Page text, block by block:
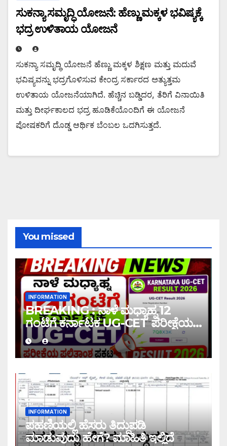
ಸುಕನ್ಯಾ ಸಮೃದ್ಧಿ ಯೋಜನೆ: ಹೆಣ್ಣು ಮಕ್ಕಳ ಭವಿಷ್ಯಕ್ಕೆ
ಭದ್ರ ಉಳಿತಾಯ ಯೋಜನೆ
ಸುಕನ್ಯಾ ಸಮೃದ್ಧಿ ಯೋಜನೆ ಹೆಣ್ಣು ಮಕ್ಕಳ ಶಿಕ್ಷಣ ಮತ್ತು ಮದುವೆ
ಭವಿಷ್ಯವನ್ನು ಭದ್ರಗೊಳಿಸುವ ಕೇಂದ್ರ ಸರ್ಕಾರದ ಅತ್ಯುತ್ತಮ
ಉಳಿತಾಯ ಯೋಜನೆಯಾಗಿದೆ. ಹೆಚ್ಚಿನ ಬಡ್ಡಿದರ, ತೆರಿಗೆ ವಿನಾಯಿತಿ
ಮತ್ತು ದೀರ್ಘಕಾಲದ ಭದ್ರ ಹೂಡಿಕೆಯೊಂದಿಗೆ ಈ ಯೋಜನೆ
ಪೋಷಕರಿಗೆ ದೊಡ್ಡ ಆರ್ಥಿಕ ಬೆಂಬಲ ಒದಗಿಸುತ್ತದೆ.
You missed
INFORMATION
BREAKING : ನಾಳೆ ಮಧ್ಯಾಹ್ನ 12
ಗಂಟೆಗೆ ಕರ್ನಾಟಕ UG-CET ಪರೀಕ್ಷೆಯ
ಫಲಿತಾಂಶ ಪ್ರಕಟ |UG-CET Result
2026
INFORMATION
ಪಹಣಿಯಲ್ಲಿ ಹೆಸರು ತಿದ್ದುಪಡಿ
ಮಾಡುವುದು ಹೇಗೆ? ಮಾಹಿತಿ ಇಲ್ಲಿದೆ